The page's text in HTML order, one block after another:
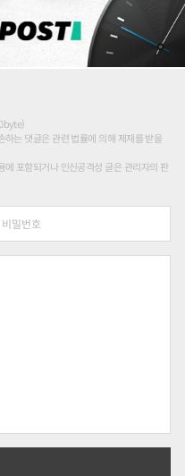
는 댓글은 관련 법률에 의해 제재를 받을
포함되거나 인신공격성 글은 관리자의 판